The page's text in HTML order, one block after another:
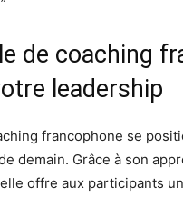
de coaching
leadership
francophone se
demain. Grâce à son
offre aux participants